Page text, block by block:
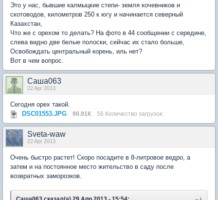
Это у нас, бывшие калмыцкие степи- земля кочевников и
скотоводов, километров 250 к югу и начинается северный
Казахстан,
Что же с орехом то делать? На фото в 44 сообщении с середине,
слева видно две белые полоски, сейчас их стало больше,
Освобождать центральный корень, иль нет?
Вот в чем вопрос.
Саша063
22 Apr 2013
Сегодня орех такой.
DSC01553.JPG
90.91К 56 Количество загрузок:
Sveta-waw
22 Apr 2013
Очень быстро растет! Скоро посадите в 8-литровое ведро, а
затем и на постоянное место жительство в саду после
возвратных заморозков.